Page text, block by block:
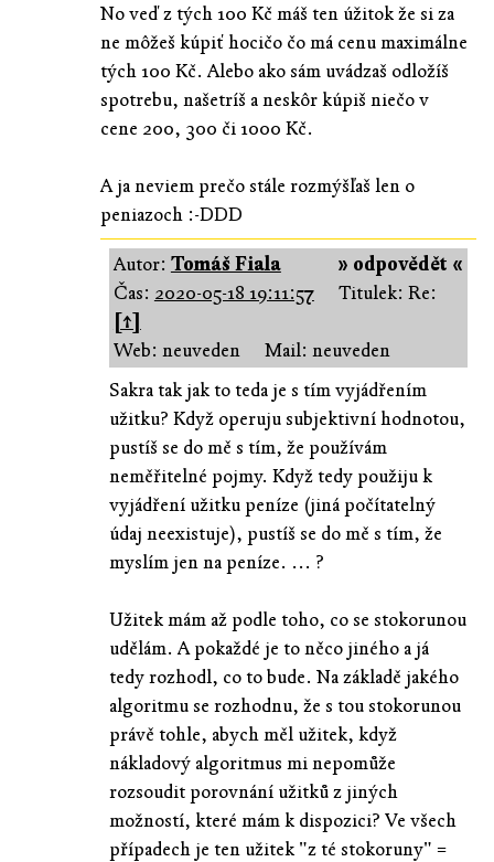
No veď z tých 100 Kč máš ten úžitok že si za
ne môžeš kúpiť hocičo čo má cenu maximálne
tých 100 Kč. Alebo ako sám uvádzaš odložíš
spotrebu, našetríš a neskôr kúpiš niečo v
cene 200, 300 či 1000 Kč.
A ja neviem prečo stále rozmýšľaš len o
peniazoch :-DDD
» odpovědět «
Autor: Tomáš Fiala
Čas: 2020-05-18 19:11:57
Titulek: Re:
[↑]
Web: neuveden
Mail: neuveden
Sakra tak jak to teda je s tím vyjádřením
užitku? Když operuju subjektivní hodnotou,
pustíš se do mě s tím, že používám
neměřitelné pojmy. Když tedy použiju k
vyjádření užitku peníze (jiná počítatelný
údaj neexistuje), pustíš se do mě s tím, že
myslím jen na peníze. ... ?
Užitek mám až podle toho, co se stokorunou
udělám. A pokaždé je to něco jiného a já
tedy rozhodl, co to bude. Na základě jakého
algoritmu se rozhodnu, že s tou stokorunou
právě tohle, abych měl užitek, když
nákladový algoritmus mi nepomůže
rozsoudit porovnání užitků z jiných
možností, které mám k dispozici? Ve všech
případech je ten užitek "z té stokoruny" =